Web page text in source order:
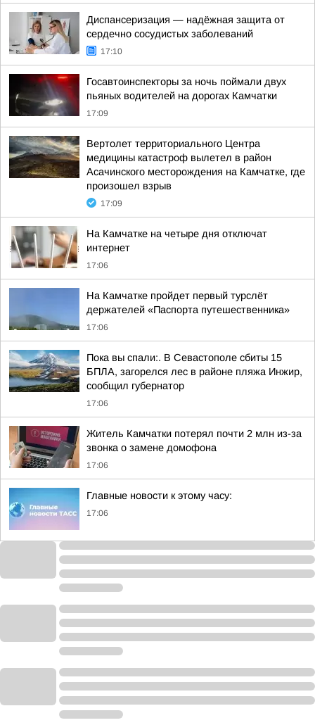
Диспансеризация — надёжная защита от
сердечно сосудистых заболеваний
17:10
Госавтоинспекторы за ночь поймали двух
пьяных водителей на дорогах Камчатки
17:09
Вертолет территориального Центра
медицины катастроф вылетел в район
Асачинского месторождения на Камчатке, где
произошел взрыв
17:09
На Камчатке на четыре дня отключат
интернет
17:06
На Камчатке пройдет первый турслёт
держателей «Паспорта путешественника»
17:06
Пока вы спали:. В Севастополе сбиты 15
БПЛА, загорелся лес в районе пляжа Инжир,
сообщил губернатор
17:06
Житель Камчатки потерял почти 2 млн из-за
звонка о замене домофона
17:06
Главные новости к этому часу:
17:06